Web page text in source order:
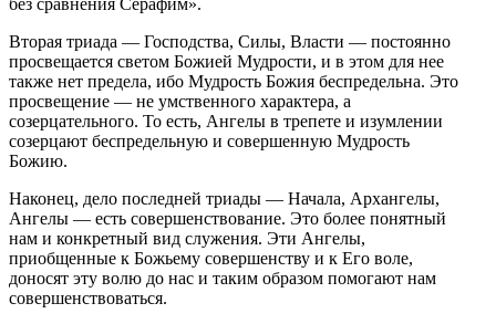
Вторая триада — Господства, Силы, Власти — постоянно
просвещается светом Божией Мудрости, и в этом для нее
также нет предела, ибо Мудрость Божия беспредельна. Это
просвещение — не умственного характера, а
созерцательного. То есть, Ангелы в трепете и изумлении
созерцают беспредельную и совершенную Мудрость
Божию.
Наконец, дело последней триады — Начала, Архангелы,
Ангелы — есть совершенствование. Это более понятный
нам и конкретный вид служения. Эти Ангелы,
приобщенные к Божьему совершенству и к Его воле,
доносят эту волю до нас и таким образом помогают нам
совершенствоваться.